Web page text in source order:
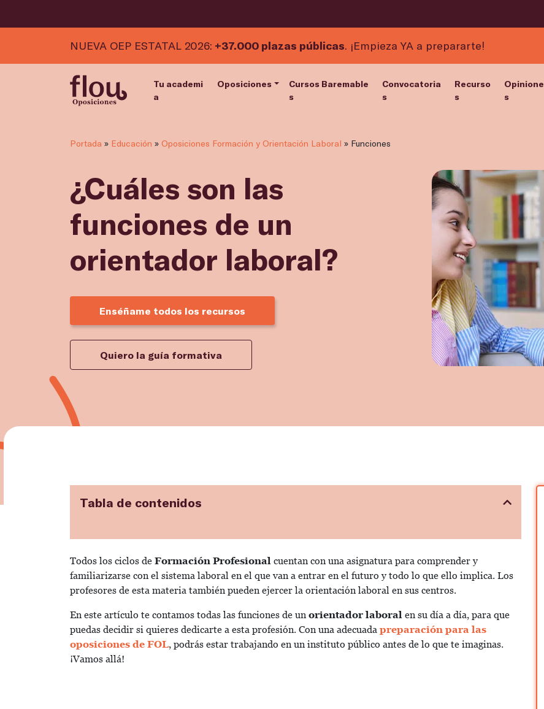
NUEVA OEP ESTATAL 2026: +37.000 plazas públicas. ¡Empieza YA a prepararte!
Tu academi
a
Oposiciones
Cursos Baremable
s
Convocatoria
s
Recurso
s
Opinione
s
Portada » Educación » Oposiciones Formación y Orientación Laboral » Funciones
¿Cuáles son las
funciones de un
orientador laboral?
Enséñame todos los recursos
Quiero la guía formativa
Tabla de contenidos
Todos los ciclos de Formación Profesional cuentan con una asignatura para comprender y
familiarizarse con el sistema laboral en el que van a entrar en el futuro y todo lo que ello implica. Los
profesores de esta materia también pueden ejercer la orientación laboral en sus centros.
En este artículo te contamos todas las funciones de un orientador laboral en su día a día, para que
puedas decidir si quieres dedicarte a esta profesión. Con una adecuada preparación para las
oposiciones de FOL, podrás estar trabajando en un instituto público antes de lo que te imaginas.
¡Vamos allá!